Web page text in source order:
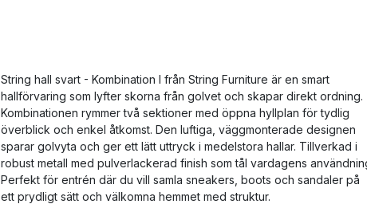
String hall svart - Kombination I från String Furniture är en smart
hallförvaring som lyfter skorna från golvet och skapar direkt ordning.
Kombinationen rymmer två sektioner med öppna hyllplan för tydlig
överblick och enkel åtkomst. Den luftiga, väggmonterade designen
sparar golvyta och ger ett lätt uttryck i medelstora hallar. Tillverkad i
robust metall med pulverlackerad finish som tål vardagens
Perfekt för entrén där du vill samla sneakers, boots och sandaler på
ett prydligt sätt och välkomna hemmet med struktur.